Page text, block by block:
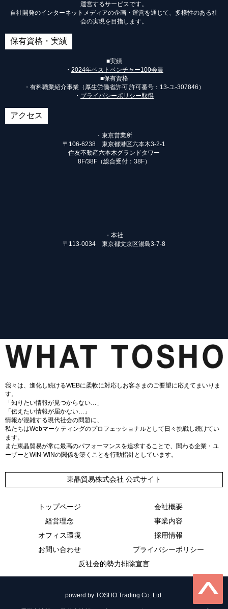
運営するサービスです。
自社開発のインターネットメディアの企画・運営を通じて、多様性のある社
会の実現を目指します。
保有資格・実績
■実績
・ 2024年ベストベンチャー100会員
■保有資格
・有料職業紹介事業（厚生労働省許可 許可番号： 13-ユ-307846 ）
・ プライバシーポリシー取得
アクセス
・東京営業所
〒106-6238 東京都港区六本木3-2-1
住友不動産六本木グランドタワー
8F/38F（総合受付：38F）
・本社
〒113-0034 東京都文京区湯島3-7-8
我々は、進化し続けるWEBに柔軟に対応しお客さまのご要望に応えてまいりま
す。
「知りたい情報が見つからない…」
「伝えたい情報が届かない…」
情報が混雑する現代社会の問題に、
私たちはWebマーケティングのプロフェッショナルとして日々挑戦し続けてい
ます。
また東晶貿易が常に最高のパフォーマンスを追求することで、関わる企業・ユ
ーザーとWIN-WINの関係を築くことを行動指針としています。
東晶貿易株式会社 公式サイト
トップページ
会社概要
経営理念
事業内容
オフィス環境
採用情報
お問い合わせ
プライバシーポリシー
反社会的勢力排除宣言
powerd by TOSHO Trading Co. Ltd.